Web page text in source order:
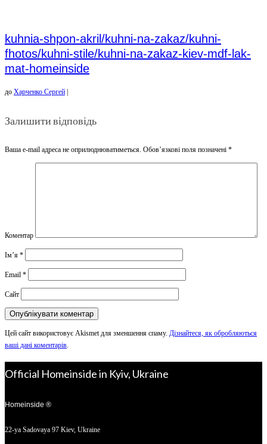
kuhnia-shpon-akril/kuhni-na-zakaz/kuhni-
fhotos/kuhni-stile/kuhni-na-zakaz-kiev-mdf-lak-
mat-homeinside
до Харченко Сергей
Залишити відповідь
Ваша e-mail адреса не оприлюднюватиметься. Обов’язкові поля позначені *
Коментар
Ім’я *
Email *
Сайт
Цей сайт використовує Akismet для зменшення спаму. Дізнайтеся, як обробляються
ваші дані коментарів.
Official Homeinside in Kyiv, Ukraine
Homeinside ®
22-ya Sadovaya 97 Kiev, Ukraine